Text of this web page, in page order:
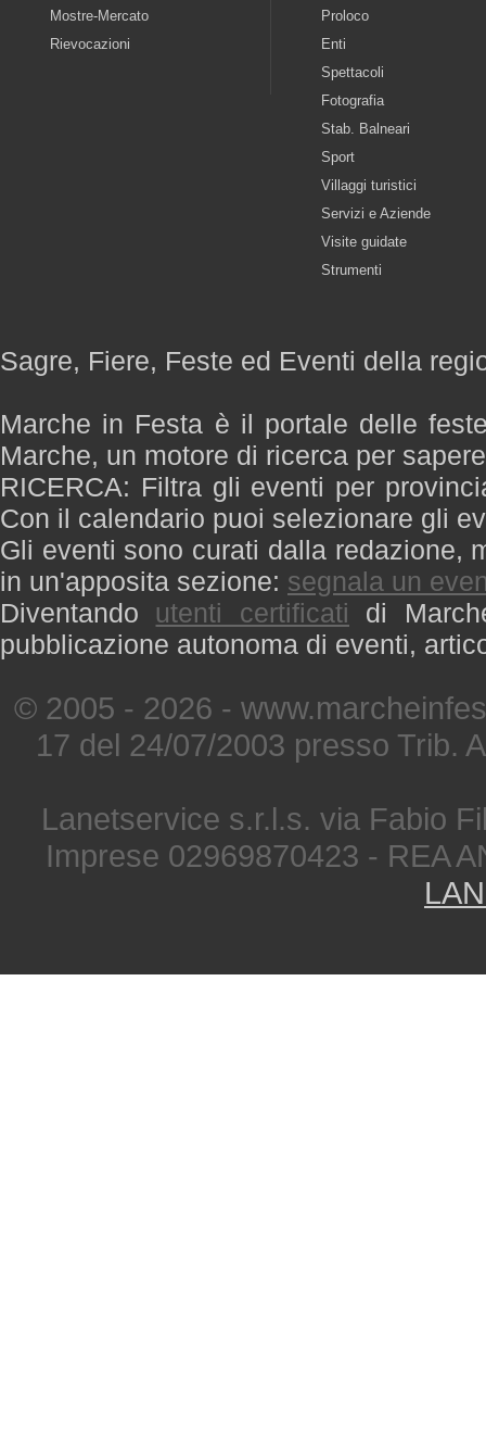
Mostre-Mercato
Rievocazioni
Proloco
Enti
Spettacoli
Fotografia
Stab. Balneari
Sport
Villaggi turistici
Servizi e Aziende
Visite guidate
Strumenti
Sagre, Fiere, Feste ed Eventi della
Marche in Festa è il portale delle
Marche, un motore di ricerca per
RICERCA: Filtra gli eventi per
Con il calendario puoi selezionare gli
Gli eventi sono curati dalla redazione,
in un'apposita sezione: segnala un
Diventando utenti certificati di
pubblicazione autonoma di eventi,
© 2005 - 2026 -
17 del 24/07/2003 presso Trib.
Lanetservice s.r.l.s. via Fabio
Imprese 02969870423 - REA